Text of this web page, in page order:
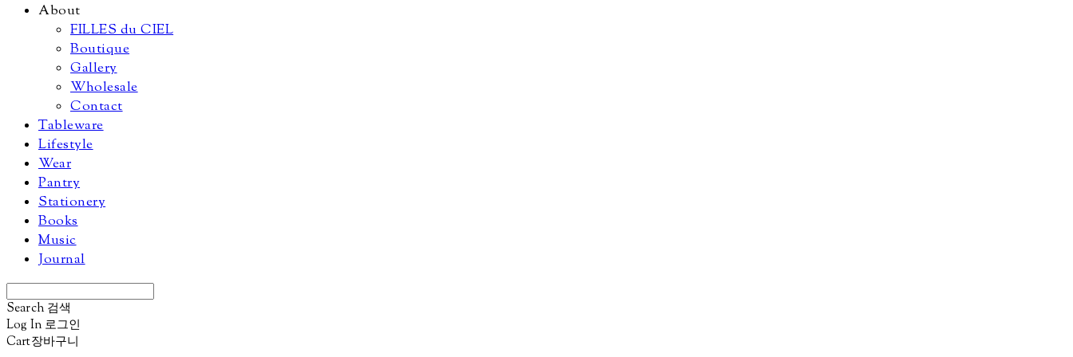
About
FILLES du CIEL
Boutique
Gallery
Wholesale
Contact
Tableware
Lifestyle
Wear
Pantry
Stationery
Books
Music
Journal
Search 검색
Log In 로그인
Cart장바구니